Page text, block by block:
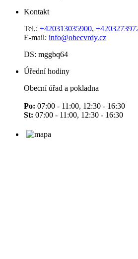
Kontakt
Tel.: +420313035900,
E-mail: info@obecvrdy.cz
DS: mggbq64
Úřední hodiny
Obecní úřad a pokladna
Po: 07:00 - 11:00, 12:30 - 16:30
St: 07:00 - 11:00, 12:30 - 16:30